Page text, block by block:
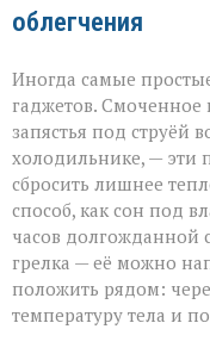
облегчения
Иногда самые
гаджетов.
запястья под струёй
холодильнике, — эти
сбросить лишнее
способ, как сон под
часов долгожданной
грелка — её можно
положить рядом:
температуру тела и